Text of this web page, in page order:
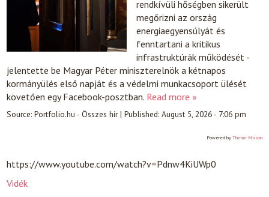
rendkívüli hőségben sikerült
megőrizni az ország
energiaegyensúlyát és
fenntartani a kritikus
infrastruktúrák működését -
jelentette be Magyar Péter miniszterelnök a kétnapos
kormányülés első napját és a védelmi munkacsoport ülését
követően egy Facebook-posztban. Read more »
Source:Portfolio.hu - Összes hír|Published:August 5, 2026 - 7:06 pm
Powered by Theme Mason
https://www.youtube.com/watch?v=Pdnw4KiUWp0
Vidék